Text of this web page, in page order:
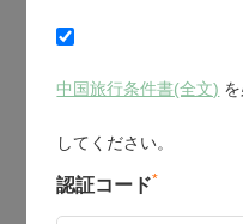
中国旅行条件書(全文)
してください。
認証コード*